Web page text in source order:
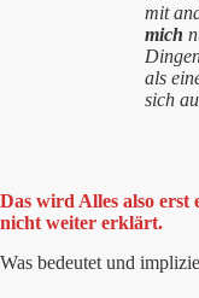
mit
mich
als
sich
Das wird Alles also erst
nicht weiter erklärt.
Was bedeutet und